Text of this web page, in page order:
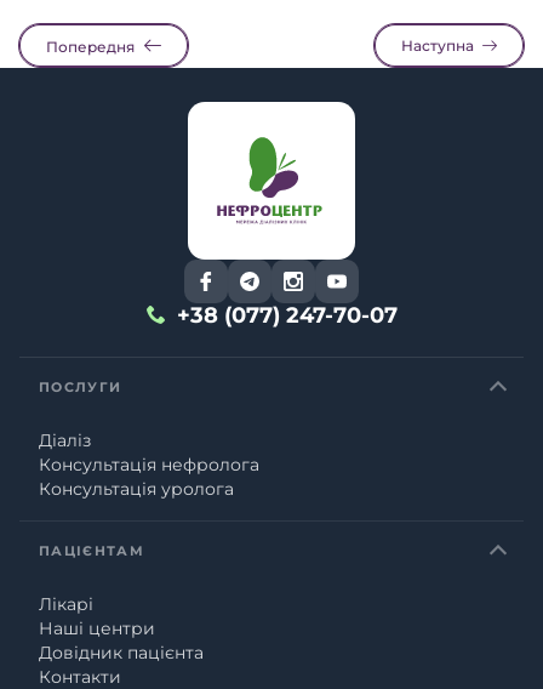
Попередня Наступна
+38 (077) 247-70-07
ПОСЛУГИ
Діаліз
Консультація нефролога
Консультація уролога
ПАЦІЄНТАМ
Лікарі
Наші центри
Довідник пацієнта
Контакти